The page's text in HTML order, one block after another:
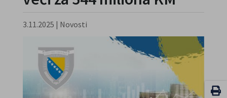
3.11.2025 | Novosti